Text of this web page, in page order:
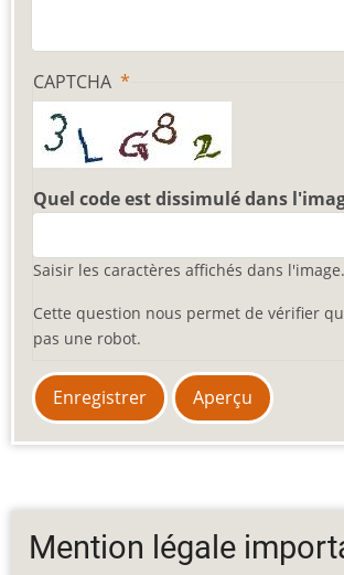
CAPTCHA
Quel code est dissimulé dans
Saisir les caractères affichés dans l'image.
Cette question nous permet de vérifier
pas une robot.
Mention légale